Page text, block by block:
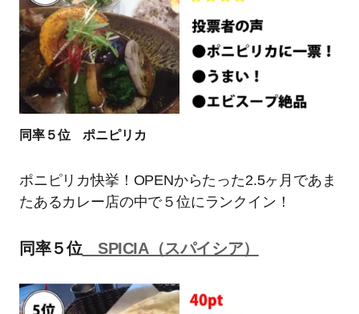
同率５位 ポニピリカ
ポニピリカ快挙！OPENからたった2.5ヶ月であま
たあるカレー店の中で５位にランクイン！
同率５位 SPICIA（スパイシア）